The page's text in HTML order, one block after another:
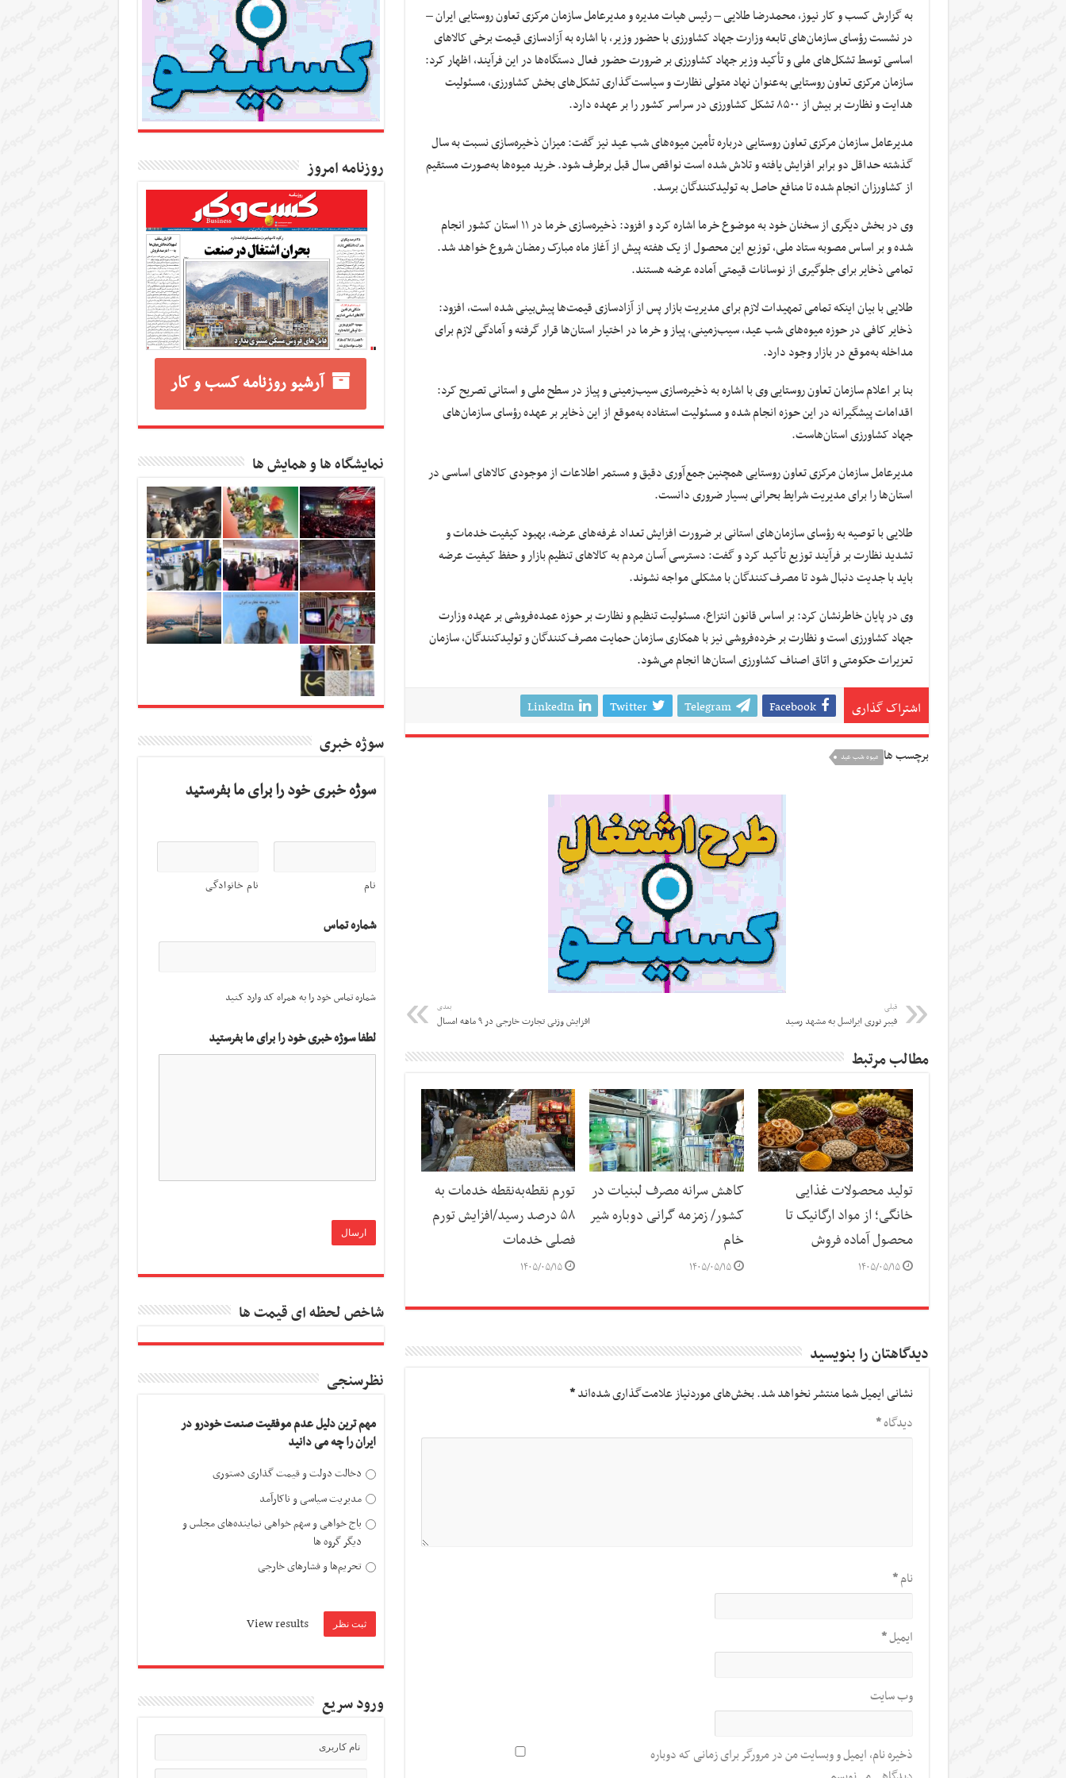
به گزارش کسب و کار نیوز، محمدرضا طلایی – رئیس هیات مدیره و مدیرعامل سازمان مرکزی تعاون روستایی ایران –
در نشست رؤسای سازمان‌های تابعه وزارت جهاد کشاورزی با حضور وزیر، با اشاره به آزادسازی قیمت برخی کالاهای
اساسی توسط تشکل‌های ملی و تأکید وزیر جهاد کشاورزی بر ضرورت حضور فعال دستگاه‌ها در این فرآیند، اظهار کرد:
سازمان مرکزی تعاون روستایی به‌عنوان نهاد متولی نظارت و سیاست‌گذاری تشکل‌های بخش کشاورزی، مسئولیت
هدایت و نظارت بر بیش از ۸۵۰۰ تشکل کشاورزی در سراسر کشور را بر عهده دارد.
مدیرعامل سازمان مرکزی تعاون روستایی درباره تأمین میوه‌های شب عید نیز گفت: میزان ذخیره‌سازی نسبت به سال
گذشته حداقل دو برابر افزایش یافته و تلاش شده است نواقص سال قبل برطرف شود. خرید میوه‌ها به‌صورت مستقیم
از کشاورزان انجام شده تا منافع حاصل به تولیدکنندگان برسد.
وی در بخش دیگری از سخنان خود به موضوع خرما اشاره کرد و افزود: ذخیره‌سازی خرما در ۱۱ استان کشور انجام
شده و بر اساس مصوبه ستاد ملی، توزیع این محصول از یک هفته پیش از آغاز ماه مبارک رمضان شروع خواهد شد.
تمامی ذخایر برای جلوگیری از نوسانات قیمتی آماده عرضه هستند.
طلایی با بیان اینکه تمامی تمهیدات لازم برای مدیریت بازار پس از آزادسازی قیمت‌ها پیش‌بینی شده است، افزود:
ذخایر کافی در حوزه میوه‌های شب عید، سیب‌زمینی، پیاز و خرما در اختیار استان‌ها قرار گرفته و آمادگی لازم برای
مداخله به‌موقع در بازار وجود دارد.
بنا بر اعلام سازمان تعاون روستایی وی با اشاره به ذخیره‌سازی سیب‌زمینی و پیاز در سطح ملی و استانی تصریح کرد:
اقدامات پیشگیرانه در این حوزه انجام شده و مسئولیت استفاده به‌موقع از این ذخایر بر عهده رؤسای سازمان‌های
جهاد کشاورزی استان‌هاست.
مدیرعامل سازمان مرکزی تعاون روستایی همچنین جمع‌آوری دقیق و مستمر اطلاعات از موجودی کالاهای اساسی در
استان‌ها را برای مدیریت شرایط بحرانی بسیار ضروری دانست.
طلایی با توصیه به رؤسای سازمان‌های استانی بر ضرورت افزایش تعداد غرفه‌های عرضه، بهبود کیفیت خدمات و
تشدید نظارت بر فرآیند توزیع تأکید کرد و گفت: دسترسی آسان مردم به کالاهای تنظیم بازار و حفظ کیفیت عرضه
باید با جدیت دنبال شود تا مصرف‌کنندگان با مشکلی مواجه نشوند.
وی در پایان خاطرنشان کرد: بر اساس قانون انتزاع، مسئولیت تنظیم و نظارت بر حوزه عمده‌فروشی بر عهده وزارت
جهاد کشاورزی است و نظارت بر خرده‌فروشی نیز با همکاری سازمان حمایت مصرف‌کنندگان و تولیدکنندگان، سازمان
تعزیرات حکومتی و اتاق اصناف کشاورزی استان‌ها انجام می‌شود.
اشتراک گذاری Facebook
Telegram
Twitter
LinkedIn
برچسب ها میوه شب عید
قبلی
فیبر نوری ایرانسل به مشهد رسید
بعدی
افزایش وزنی تجارت خارجی در ۹ ماهه امسال
مطالب مرتبط
تولید محصولات غذایی
خانگی؛ از مواد ارگانیک تا
محصول آماده فروش
۱۴۰۵/۰۵/۱۵
کاهش سرانه مصرف لبنیات در
کشور/ زمزمه گرانی دوباره شیر
خام
۱۴۰۵/۰۵/۱۵
تورم نقطه‌به‌نقطه خدمات به
۵۸ درصد رسید/افزایش تورم
فصلی خدمات
۱۴۰۵/۰۵/۱۵
دیدگاهتان را بنویسید
نشانی ایمیل شما منتشر نخواهد شد.بخش‌های موردنیاز علامت‌گذاری شده‌اند*
دیدگاه*
نام*
ایمیل*
وب‌ سایت
ذخیره نام، ایمیل و وبسایت من در مرورگر برای زمانی که دوباره
روزنامه امروز
آرشیو روزنامه کسب و کار
نمایشگاه ها و همایش ها
سوژه خبری
سوژه خبری خود را برای ما بفرستید
نام نام خانوادگی
شماره تماس
شماره تماس خود را به همراه کد وارد کنید
لطفا سوژه خبری خود را برای ما بفرستید
شاخص لحظه ای قیمت ها
نظرسنجی
مهم ترین دلیل عدم موفقیت صنعت خودرو در
ایران را چه می دانید
دخالت دولت و قیمت گذاری دستوری
مدیریت سیاسی و ناکارآمد
باج خواهی و سهم خواهی نماینده‌های مجلس و
دیگر گروه ها
تحریم‌ها و فشارهای خارجی
View results
ورود سریع